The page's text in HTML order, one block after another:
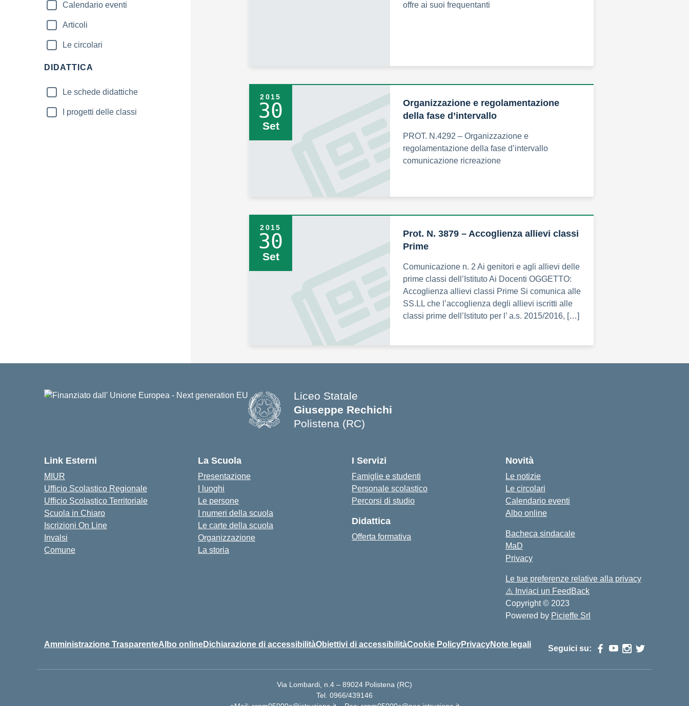
Calendario eventi
Articoli
Le circolari
DIDATTICA
Le schede didattiche
I progetti delle classi
offre ai suoi frequentanti
2015
30
Set
Organizzazione e regolamentazione
della fase d’intervallo
PROT. N.4292 – Organizzazione e
regolamentazione della fase d’intervallo
comunicazione ricreazione
2015
30
Set
Prot. N. 3879 – Accoglienza allievi classi
Prime
Comunicazione n. 2 Ai genitori e agli allievi delle
prime classi dell’Istituto Ai Docenti OGGETTO:
Accoglienza allievi classi Prime Si comunica alle
SS.LL che l’accoglienza degli allievi iscritti alle
classi prime dell’Istituto per l’ a.s. 2015/2016, […]
Liceo Statale
Giuseppe Rechichi
Polistena (RC)
Link Esterni
MIUR
Ufficio Scolastico Regionale
Ufficio Scolastico Territoriale
Scuola in Chiaro
Iscrizioni On Line
Invalsi
Comune
La Scuola
Presentazione
I luoghi
Le persone
I numeri della scuola
Le carte della scuola
Organizzazione
La storia
I Servizi
Famiglie e studenti
Personale scolastico
Percorsi di studio
Didattica
Offerta formativa
Novità
Le notizie
Le circolari
Calendario eventi
Albo online
Bacheca sindacale
MaD
Privacy
Le tue preferenze relative alla privacy
⚠️ Inviaci un FeedBack
Copyright © 2023
Powered by Picieffe Srl
Amministrazione TrasparenteAlbo onlineDichiarazione di accessibilitàObiettivi di accessibilitàCookie PolicyPrivacyNote legali Seguici su:
Via Lombardi, n.4 – 89024 Polistena (RC)
Tel. 0966/439146